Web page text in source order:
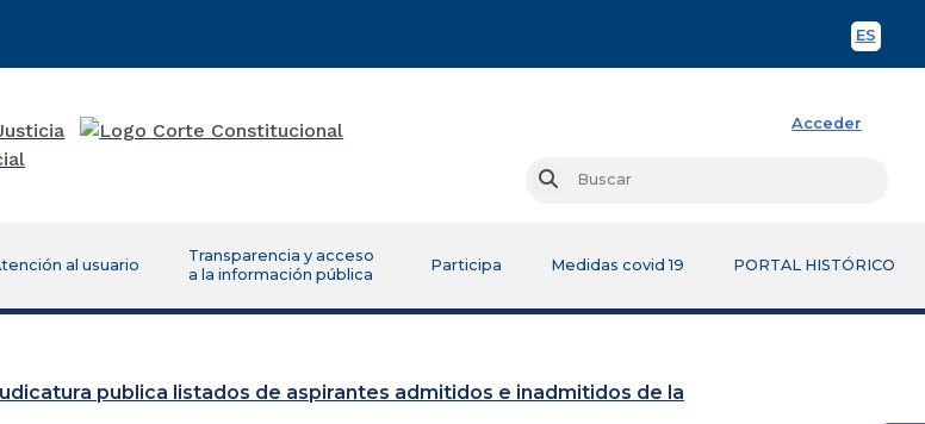
ES
Acceder
Buscar
al usuario
Transparencia y acceso
a la información pública
Participa Medidas covid 19 PORTAL HISTÓRICO
publica listados de aspirantes admitidos e inadmitidos de la